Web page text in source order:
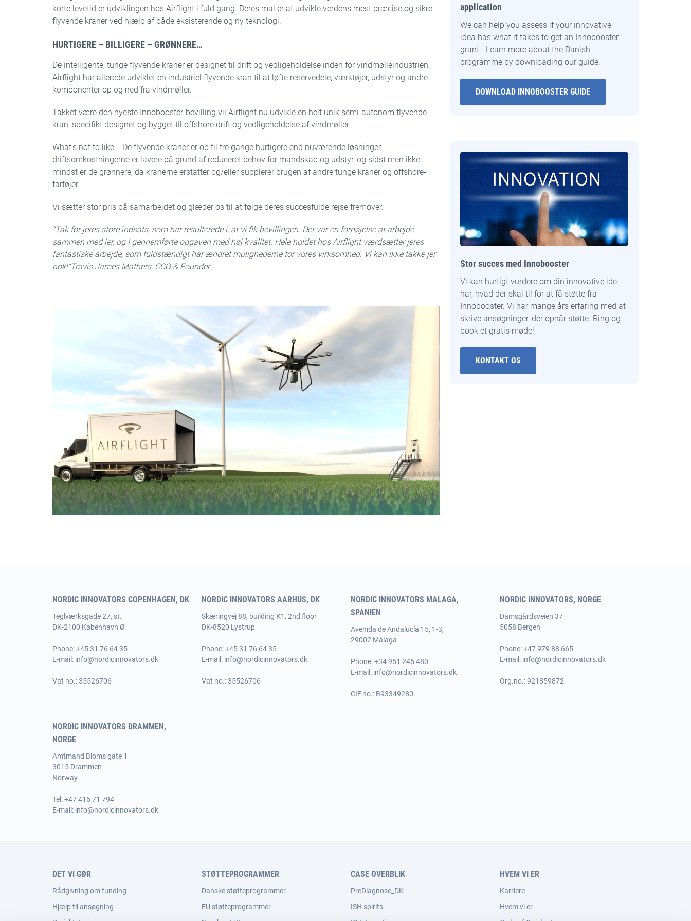
korte levetid er udviklingen hos Airflight i fuld gang. Deres mål er at udvikle verdens mest præcise og sikre
flyvende kraner ved hjælp af både eksisterende og ny teknologi.
HURTIGERE – BILLIGERE – GRØNNERE…
De intelligente, tunge flyvende kraner er designet til drift og vedligeholdelse inden for vindmølleindustrien.
Airflight har allerede udviklet en industriel flyvende kran til at løfte reservedele, værktøjer, udstyr og andre
komponenter op og ned fra vindmøller.
Takket være den nyeste Innobooster-bevilling vil Airflight nu udvikle en helt unik semi-autonom flyvende
kran, specifikt designet og bygget til offshore drift og vedligeholdelse af vindmøller.
What's not to like... De flyvende kraner er op til tre gange hurtigere end nuværende løsninger,
driftsomkostningerne er lavere på grund af reduceret behov for mandskab og udstyr, og sidst men ikke
mindst er de grønnere, da kranerne erstatter og/eller supplerer brugen af andre tunge kraner og offshore-
fartøjer.
Vi sætter stor pris på samarbejdet og glæder os til at følge deres succesfulde rejse fremover.
“Tak for jeres store indsats, som har resulterede i, at vi fik bevillingen. Det var en fornøjelse at arbejde
sammen med jer, og I gennemførte opgaven med høj kvalitet. Hele holdet hos Airflight værdsætter jeres
fantastiske arbejde, som fuldstændigt har ændret mulighederne for vores virksomhed. Vi kan ikke takke jer
nok!”Travis James Mathers, CCO & Founder
application
We can help you assess if your innovative
idea has what it takes to get an Innobooster
grant - Learn more about the Danish
programme by downloading our guide.
DOWNLOAD INNOBOOSTER GUIDE
Stor succes med Innobooster
Vi kan hurtigt vurdere om din innovative ide
har, hvad der skal til for at få støtte fra
Innobooster. Vi har mange års erfaring med at
skrive ansøgninger, der opnår støtte. Ring og
book et gratis møde!
KONTAKT OS
NORDIC INNOVATORS COPENHAGEN, DK
Teglværksgade 27, st.
DK-2100 København Ø
Phone:+45 31 76 64 35
E-mail: info@nordicinnovators.dk
Vat no.: 35526706
NORDIC INNOVATORS AARHUS, DK
Skæringvej 88, building K1, 2nd floor
DK-8520 Lystrup
Phone:+45 31 76 64 35
E-mail: info@nordicinnovators.dk
Vat no.: 35526706
NORDIC INNOVATORS MALAGA,
SPANIEN
Avenida de Andalucía 15, 1-3,
29002 Málaga
Phone:+34 951 245 480
E-mail: info@nordicinnovators.dk
CIF.no.: B93349280
NORDIC INNOVATORS, NORGE
Damsgårdsveien 37
5058 Bergen
Phone:+47 979 88 665
E-mail: info@nordicinnovators.dk
Org.no.: 921859872
NORDIC INNOVATORS DRAMMEN,
NORGE
Amtmand Bloms gate 1
3015 Drammen
Norway
Tel:+47 416 71 794
E-mail: info@nordicinnovators.dk
DET VI GØR
Rådgivning om funding
Hjælp til ansøgning
STØTTEPROGRAMMER
Danske støtteprogrammer
EU støtteprogrammer
CASE OVERBLIK
PreDiagnose_DK
ISH spirits
HVEM VI ER
Karriere
Hvem vi er